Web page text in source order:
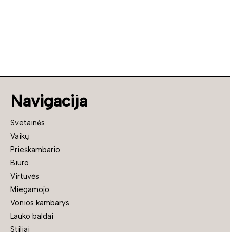
Navigacija
Svetainės
Vaikų
Prieškambario
Biuro
Virtuvės
Miegamojo
Vonios kambarys
Lauko baldai
Stiliai